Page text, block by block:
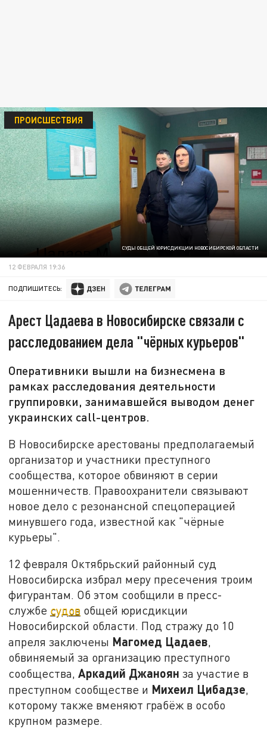
СУДЫ ОБЩЕЙ ЮРИСДИКЦИИ НОВОСИБИРСКОЙ ОБЛАСТИ
ПРОИСШЕСТВИЯ
12 ФЕВРАЛЯ 19:36
ПОДПИШИТЕСЬ:
Арест Цадаева в Новосибирске связали с
расследованием дела "чёрных курьеров"
Оперативники вышли на бизнесмена в
рамках расследования деятельности
группировки, занимавшейся выводом денег
украинских call-центров.
В Новосибирске арестованы предполагаемый
организатор и участники преступного
сообщества, которое обвиняют в серии
мошенничеств. Правоохранители связывают
новое дело с резонансной спецоперацией
минувшего года, известной как "чёрные
курьеры".
12 февраля Октябрьский районный суд
Новосибирска избрал меру пресечения троим
фигурантам. Об этом сообщили в пресс-
службе судов общей юрисдикции
Новосибирской области. Под стражу до 10
апреля заключены Магомед Цадаев,
обвиняемый за организацию преступного
сообщества, Аркадий Джаноянза участие в
преступном сообществе и Михеил Цибадзе,
которому также вменяют грабёж в особо
крупном размере.